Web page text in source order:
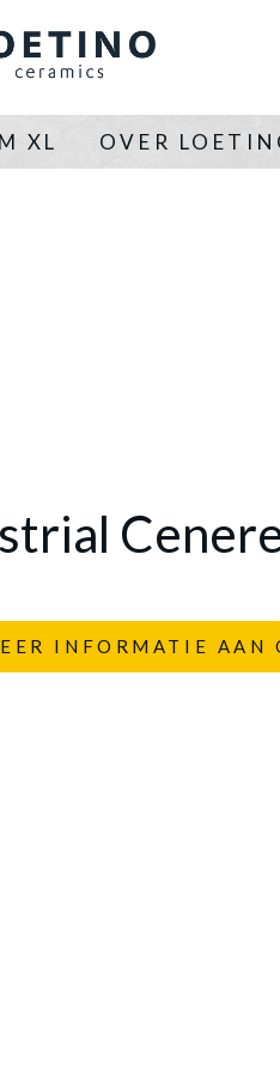
XL OVER
INFORMATIE AAN